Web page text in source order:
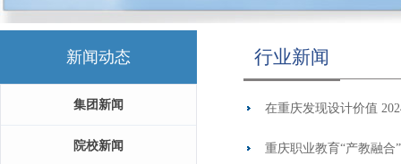
新闻动态
集团新闻
院校新闻
行业新闻
在重庆发现设计价值
重庆职业教育“产教融